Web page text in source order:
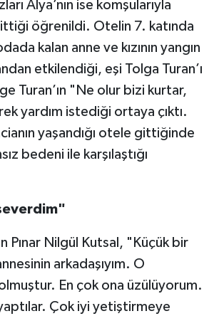
Alya’nın ise komşularıyla
öğrenildi. Otelin 7. katında
kalan anne ve kızının yangın
etkilendiği, eşi Tolga Turan’ı
Turan’ın "Ne olur bizi kurtar,
yardım istediği ortaya çıktı.
yaşandığı otele gittiğinde
bedeni ile karşılaştığı
Pınar Nilgül Kutsal, "Küçük bir
arkadaşıyım. O
En çok ona üzülüyorum.
Çok iyi yetiştirmeye